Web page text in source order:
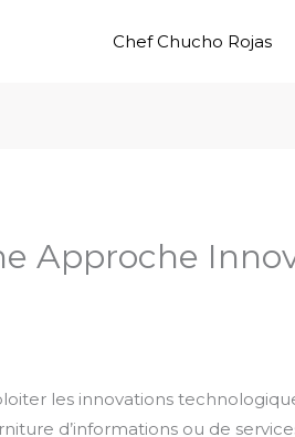
Chef Chucho Rojas
Approche
les innovations
d’informations ou de